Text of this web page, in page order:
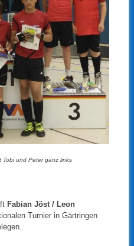
Tobi und Peter ganz links
Fabian Jöst / Leon
Turnier in Gärtringen